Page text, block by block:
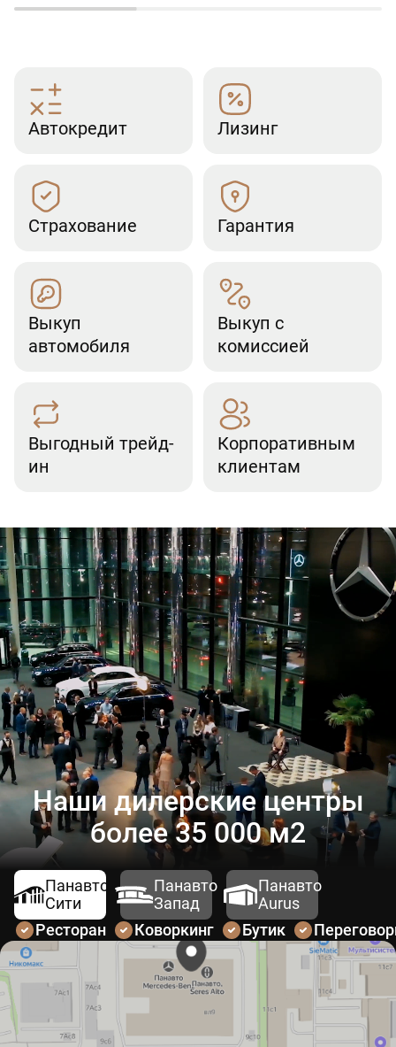
Автокредит Лизинг
Страхование Гарантия
Выкуп
автомобиля
Выкуп с
комиссией
Выгодный трейд-
ин
Корпоративным
клиентам
Наши дилерские центры
более 35 000 м2
Панавто
Сити
Панавто
Запад
Панавто
Aurus
Ресторан
Коворкинг Бутик